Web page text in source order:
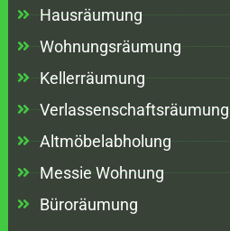
Hausräumung
Wohnungsräumung
Kellerräumung
Verlassenschaftsräumung
Altmöbelabholung
Messie Wohnung
Büroräumung